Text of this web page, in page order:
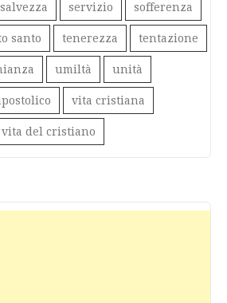
salvezza servizio sofferenza
santo tenerezza tentazione
umiltà unità
vita cristiana
vita del cristiano